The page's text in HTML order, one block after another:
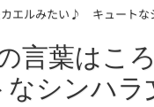
エルみたい♪ キュートな
言葉はこ
シンハラ